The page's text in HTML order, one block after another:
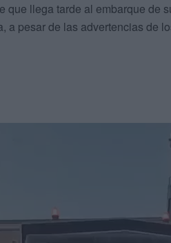
que llega tarde al embarque de
a pesar de las advertencias de